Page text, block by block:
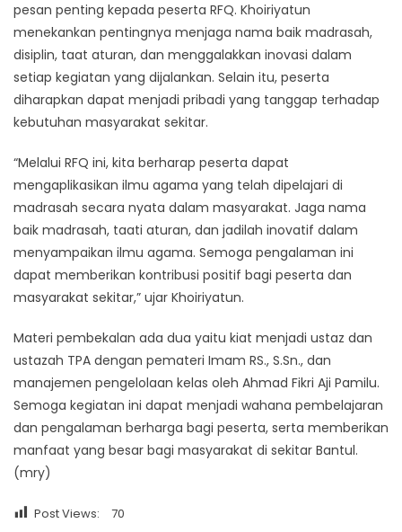
pesan penting kepada peserta RFQ. Khoiriyatun
menekankan pentingnya menjaga nama baik madrasah,
disiplin, taat aturan, dan menggalakkan inovasi dalam
setiap kegiatan yang dijalankan. Selain itu, peserta
diharapkan dapat menjadi pribadi yang tanggap terhadap
kebutuhan masyarakat sekitar.
“Melalui RFQ ini, kita berharap peserta dapat
mengaplikasikan ilmu agama yang telah dipelajari di
madrasah secara nyata dalam masyarakat. Jaga nama
baik madrasah, taati aturan, dan jadilah inovatif dalam
menyampaikan ilmu agama. Semoga pengalaman ini
dapat memberikan kontribusi positif bagi peserta dan
masyarakat sekitar,” ujar Khoiriyatun.
Materi pembekalan ada dua yaitu kiat menjadi ustaz dan
ustazah TPA dengan pemateri Imam RS., S.Sn., dan
manajemen pengelolaan kelas oleh Ahmad Fikri Aji Pamilu.
Semoga kegiatan ini dapat menjadi wahana pembelajaran
dan pengalaman berharga bagi peserta, serta memberikan
manfaat yang besar bagi masyarakat di sekitar Bantul.
(mry)
Post Views: 70